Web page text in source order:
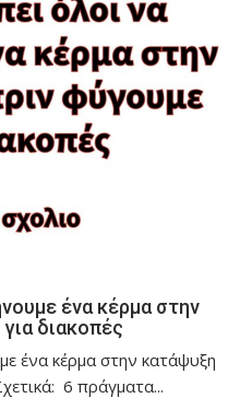
ένα κέρμα στην
διακοπές
ένα κέρμα στην κατάψυξη
6 πράγματα...